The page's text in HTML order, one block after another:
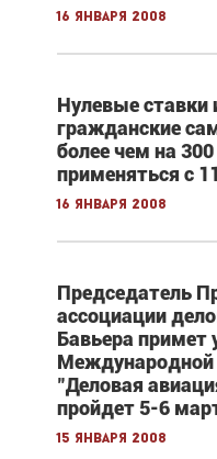
16 января 2008
Нулевые
гражданские
более чем на
применяться с
16 января 2008
Председатель
ассоциации
Бавьера примет
Международной
"Деловая
пройдет 5-6
15 января 2008